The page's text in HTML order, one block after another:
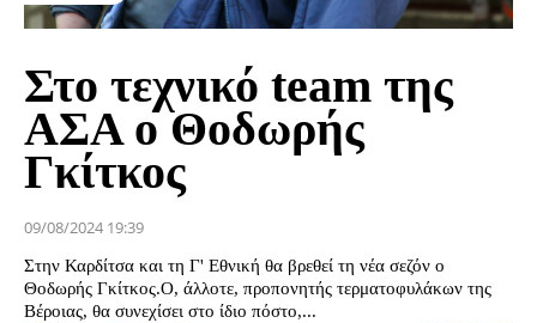
Στο τεχνικό team της
ΑΣΑ o Θοδωρής
Γκίτκος
09/08/2024 19:39
Στην Καρδίτσα και τη Γ' Εθνική θα βρεθεί τη νέα σεζόν ο
Θοδωρής Γκίτκος.Ο, άλλοτε, προπονητής τερματοφυλάκων της
Βέροιας, θα συνεχίσει στο ίδιο πόστο,...